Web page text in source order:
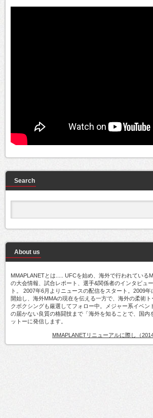
Search
About us
MMAPLANETとは..... UFCを始め、海外で行われている
の大会情報、試合レポート、選手&関係者のインタビュ
ト。 2007年6月よりニュースの配信をスタート。2009
開始し、海外MMAの現在を伝える一方で、海外の柔術
クボクシングも厳選してフォロー中。メジャー系イベン
の届かない良質の格闘技まで「海外を知ることで、国内
ットーに発信します。
MMAPLANETリニューアルに際し（